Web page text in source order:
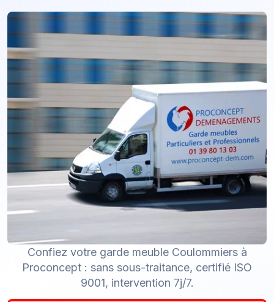
Confiez votre garde meuble Coulommiers à
Proconcept : sans sous-traitance, certifié ISO
9001, intervention 7j/7.